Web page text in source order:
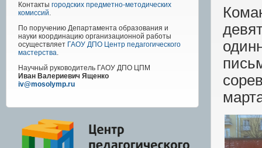
Контакты городских предметно-методических
комиссий.
По поручению Департамента образования и
науки координацию организационной работы
осуществляет ГАОУ ДПО Центр педагогического
мастерства.
Научный руководитель ГАОУ ДПО ЦПМ
Иван Валериевич Ященко
iv@mosolymp.ru